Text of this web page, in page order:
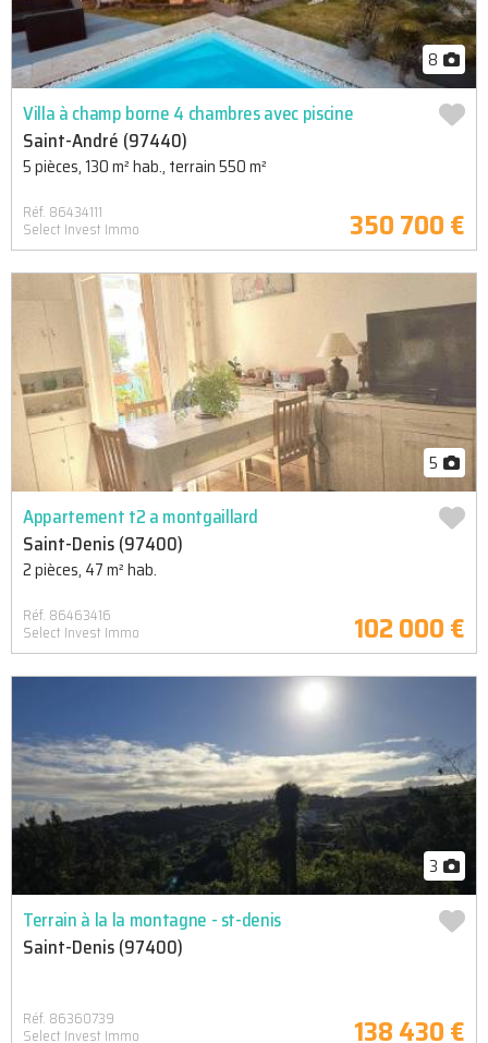
8
Villa à champ borne 4 chambres avec piscine
Saint-André (97440)
5 pièces, 130 m² hab., terrain 550 m²
Réf. 86434111
Select Invest Immo 350 700 €
5
Appartement t2 a montgaillard
Saint-Denis (97400)
2 pièces, 47 m² hab.
Réf. 86463416
Select Invest Immo 102 000 €
3
Terrain à la la montagne - st-denis
Saint-Denis (97400)
Réf. 86360739
Select Invest Immo 138 430 €